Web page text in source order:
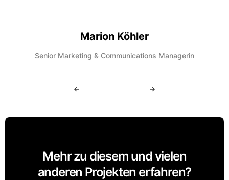
Marion Köhler
Senior Marketing & Communications Managerin
Mehr zu diesem und vielen
anderen Projekten erfahren?